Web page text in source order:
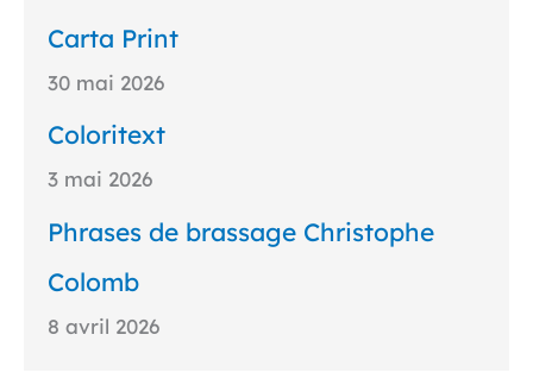
Carta Print
30 mai 2026
Coloritext
3 mai 2026
Phrases de brassage Christophe
Colomb
8 avril 2026